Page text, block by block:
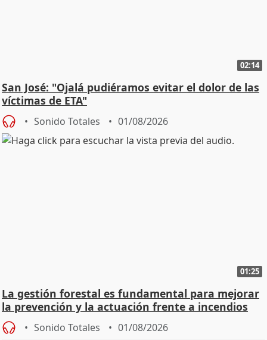
02:14
San José: "Ojalá pudiéramos evitar el dolor de las
víctimas de ETA"
Sonido Totales 01/08/2026
01:25
La gestión forestal es fundamental para mejorar
la prevención y la actuación frente a incendios
Sonido Totales 01/08/2026